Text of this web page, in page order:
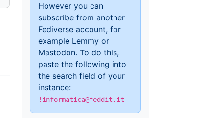
However you can
subscribe from another
Fediverse account, for
example Lemmy or
Mastodon. To do this,
paste the following into
the search field of your
instance:
!informatica@feddit.it